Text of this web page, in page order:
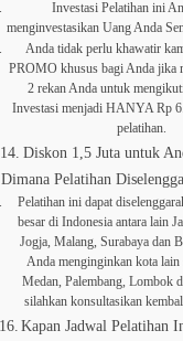
Investasi Pelatihan ini
menginvestasikan Uang Anda
Anda tidak perlu khawatir
PROMO khusus bagi Anda jika
2 rekan Anda untuk
Investasi menjadi HANYA Rp
pelatihan.
Diskon 1,5 Juta untuk
Dimana Pelatihan
Pelatihan ini dapat
besar di Indonesia antara lain
Jogja, Malang, Surabaya dan
Anda menginginkan kota lain
Medan, Palembang, Lombok
silahkan konsultasikan
Kapan Jadwal Pelatihan